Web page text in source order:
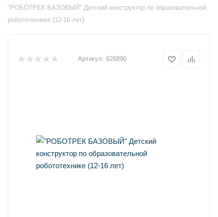
"РОБОТРЕК БАЗОВЫЙ" Детский конструктор по образовательной
робототехнике (12-16 лет)
Артикул: 626890